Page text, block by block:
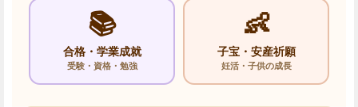
📚
合格・学業成就
受験・資格・勉強
👶
子宝・安産祈願
妊活・子供の成長